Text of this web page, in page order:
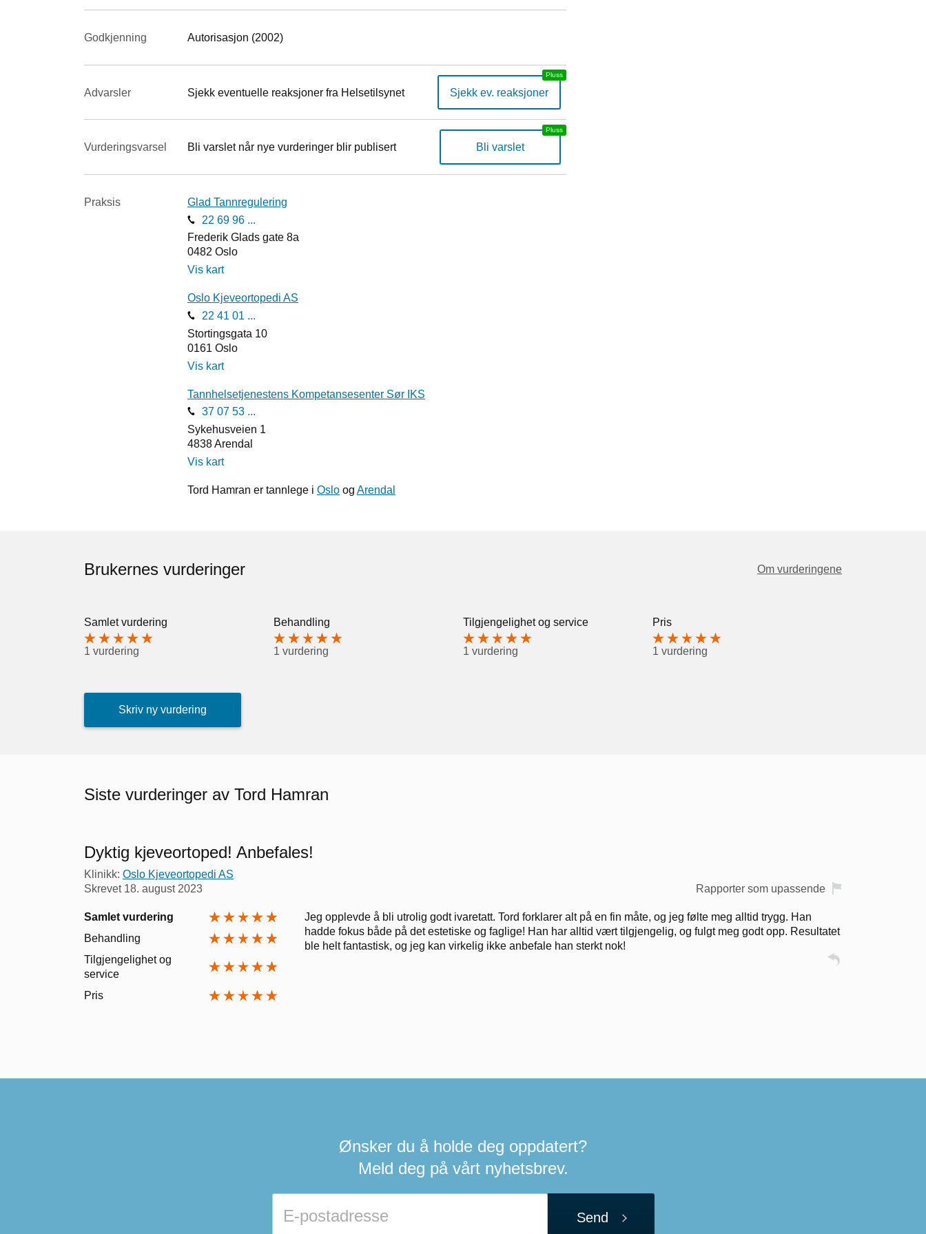
Godkjenning Autorisasjon (2002)
Advarsler Sjekk eventuelle reaksjoner fra Helsetilsynet Sjekk ev. reaksjoner
Vurderings­varsel Bli varslet når nye vurderinger blir publisert Bli varslet
Praksis
Glad Tannregulering
22 69 96 ...
Frederik Glads gate 8a
0482 Oslo
Vis kart
Oslo Kjeveortopedi AS
22 41 01 ...
Stortingsgata 10
0161 Oslo
Vis kart
Tannhelsetjenestens Kompetansesenter Sør IKS
37 07 53 ...
Sykehusveien 1
4838Arendal
Vis kart
Tord Hamran er tannlege i Oslo og Arendal
Brukernes vurderinger Om vurderingene
Samlet vurdering
1 vurdering
Behandling
1 vurdering
Tilgjengelighet og service
1 vurdering
Pris
1 vurdering
Skriv ny vurdering
Siste vurderinger av Tord Hamran
Dyktig kjeveortoped! Anbefales!
Klinikk: Oslo Kjeveortopedi AS
Skrevet 18. august 2023 Rapporter som upassende
Samlet vurdering
Behandling
Tilgjengelighet og
service
Pris
Jeg opplevde å bli utrolig godt ivaretatt. Tord forklarer alt på en fin måte, og jeg følte meg alltid trygg. Han
hadde fokus både på det estetiske og faglige! Han har alltid vært tilgjengelig, og fulgt meg godt opp. Resultatet
ble helt fantastisk, og jeg kan virkelig ikke anbefale han sterkt nok!
Ønsker du å holde deg oppdatert?
Meld deg på vårt nyhetsbrev.
Send